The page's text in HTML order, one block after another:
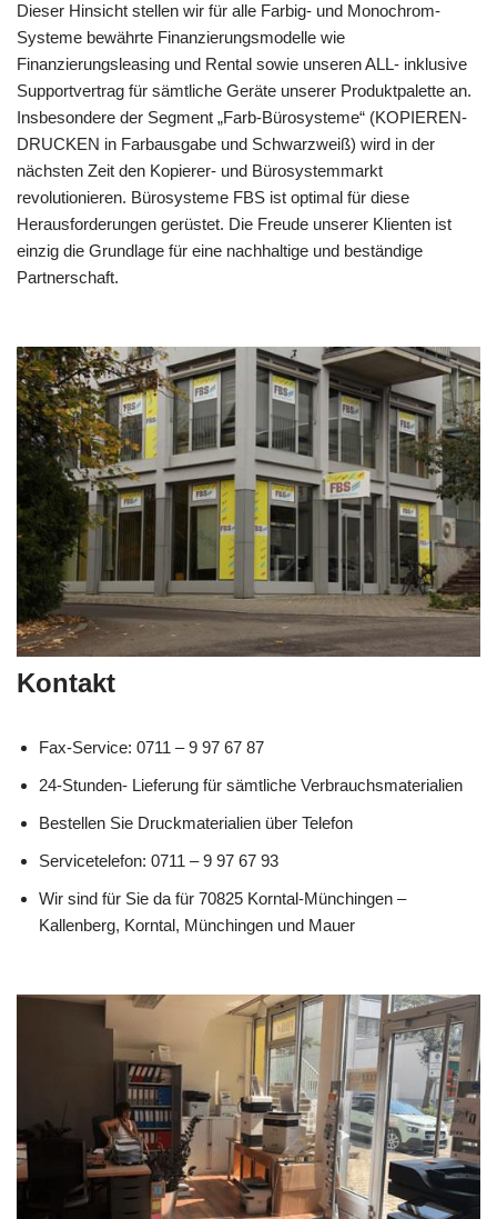
Dieser Hinsicht stellen wir für alle Farbig- und Monochrom-
Systeme bewährte Finanzierungsmodelle wie
Finanzierungsleasing und Rental sowie unseren ALL- inklusive
Supportvertrag für sämtliche Geräte unserer Produktpalette an.
Insbesondere der Segment „Farb-Bürosysteme“ (KOPIEREN-
DRUCKEN in Farbausgabe und Schwarzweiß) wird in der
nächsten Zeit den Kopierer- und Bürosystemmarkt
revolutionieren. Bürosysteme FBS ist optimal für diese
Herausforderungen gerüstet. Die Freude unserer Klienten ist
einzig die Grundlage für eine nachhaltige und beständige
Partnerschaft.
Kontakt
Fax-Service: 0711 – 9 97 67 87
24-Stunden- Lieferung für sämtliche Verbrauchsmaterialien
Bestellen Sie Druckmaterialien über Telefon
Servicetelefon: 0711 – 9 97 67 93
Wir sind für Sie da für 70825 Korntal-Münchingen –
Kallenberg, Korntal, Münchingen und Mauer